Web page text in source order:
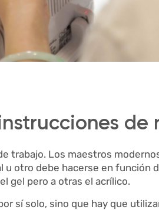
de
trabajo. Los maestros
u otro debe hacerse en función
gel pero a otras el acrílico.
sí solo, sino que hay que